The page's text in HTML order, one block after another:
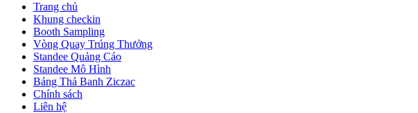
Trang chủ
Khung checkin
Booth Sampling
Vòng Quay Trúng Thưởng
Standee Quảng Cáo
Standee Mô Hình
Bảng Thả Banh Ziczac
Chính sách
Liên hệ